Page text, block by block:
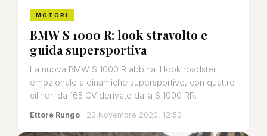
MOTORI
BMW S 1000 R: look stravolto e
guida supersportiva
La nuova BMW S 1000 R abbina il look roadster
emozionale a dinamiche supersportive, con quattro
cilindri da 165 CV derivato dalla S 1000 RR.
Ettore Rungo · 23 Novembre 2020, 12:50